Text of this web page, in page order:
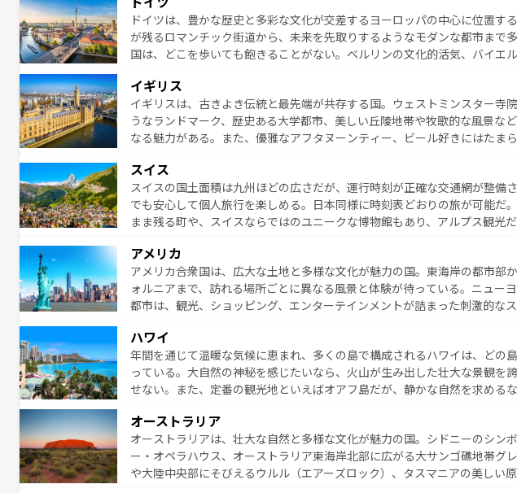
無形文化遺産にも登録されている。シャンパンの発祥地であるランス、プロ
いラベンダー畑など、多彩な楽しみ方が可能だ。さらに、パリ以外の地域
り、どの街角にも豊かな歴史と文化が息づいている。パリ以外の個性あふ
とそれぞれで全く異なる文化を体験できるだろう。 なお、新着の
ドイツは、豊かな歴史と多彩な文化が交差するヨーロッパの中心に位置す
が残るロマンチック街道から、未来を先取りするようなモダンな都市まで
国は、どこを歩いても飽きることがない。ベルリンの文化的活気、バイエ
ら地元の人と過ごす楽しい時間は、お酒好きな人にはぜひ体験してほしい。 なお、新着のド
イツ情報はコンテンツ一覧を参照してほしい。
イギリス
イギリスは、古きよき伝統と最先端が共存する国。ウェストミンスター寺
うなランドマーク、歴史ある大学都市、美しい丘陵地帯や牧歌的な風景な
なる魅力がある。また、優雅なアフタヌーンティー、ビール好きにはたま
お、新着のイギリス情報は
スイス
スイスの国土面積は九州ほどの広さだが、運行時刻が正確な交通網が整備
でも安心して個人旅行を楽しめる。日本同様に時刻表どおりの旅が可能だ
まま残る町や、スイスならではのユニークな博物館もあり、アルプス観光
ービスもあり、うまく活用すれば市内交通費無料で観光を楽しむこともできる。 なお
のスイス情報はコンテンツ一覧 を参照してほしい。
アメリカ
アメリカ合衆国は、広大な土地と多様な文化が魅力の国。東海岸の都市部
ォルニアまで、訪れる場所ごとに異なる風景と体験が待っている。ニュー
都市は、観光、ショッピング、エンターテインメントが詰まった刺激的な
絶景が堪能できる。さらに、南部のニューオーリンズでは、音楽と美食が融
が魅力。旅行者はアメリカの各地域で異なる魅力を楽しみながら、その多
感じることができるだろう。車でのロードトリップや列車の旅も、アメリ
旅のスタイルだ。 なお、新着のアメリカ情報はコンテンツ一覧を参照して
ハワイ
年間を通じて温暖な気候に恵まれ、多くの島で構成されるハワイは、どの
っている。大自然の神秘を感じたいなら、火山が生み出した壮大な景観を
せない。また、定番の観光地といえばオアフ島だが、静かな自然を求める
る。「アロハスピリット」と呼ばれるおもてなしの心で訪れる人々を迎えて
人々、おいしいローカルフードやハワイアンミュージック、伝統的なフラダ
がハワイの魅力を彩っている。訪れるたびに新しい発見と感動が待ってい
味わってほしい。 なお、新着のハワイ情報はコンテンツ一覧を参照してほ
オーストラリア
オーストラリアは、壮大な自然と多様な文化が魅力の国。シドニーのシン
ー・オペラハウス、オーストラリア東海岸北部に広がる大サンゴ礁地帯グ
や大陸中央部にそびえるウルル（エアーズロック）、タスマニアの美しい